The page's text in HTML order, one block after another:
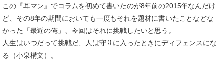
この『耳マン』でコラムを初めて書いたのが8年前の2015年なんだけ
ど、その8年の期間においても一度もそれを題材に書いたことなどな
かった「最近の俺」、今回はそれに挑戦したいと思う。
人生はいつだって挑戦だ、人は守りに入ったときにディフェンスにな
る（小泉構文）。